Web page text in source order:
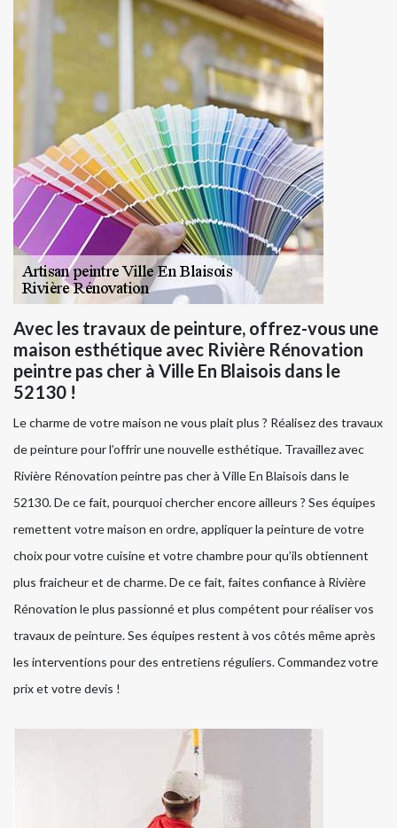
Avec les travaux de peinture, offrez-vous une
maison esthétique avec Rivière Rénovation
peintre pas cher à Ville En Blaisois dans le
52130 !
Le charme de votre maison ne vous plait plus ? Réalisez des travaux
de peinture pour l’offrir une nouvelle esthétique. Travaillez avec
Rivière Rénovation peintre pas cher à Ville En Blaisois dans le
52130. De ce fait, pourquoi chercher encore ailleurs ? Ses équipes
remettent votre maison en ordre, appliquer la peinture de votre
choix pour votre cuisine et votre chambre pour qu’ils obtiennent
plus fraicheur et de charme. De ce fait, faites confiance à Rivière
Rénovation le plus passionné et plus compétent pour réaliser vos
travaux de peinture. Ses équipes restent à vos côtés même après
les interventions pour des entretiens réguliers. Commandez votre
prix et votre devis !